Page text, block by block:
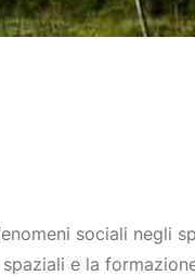
sociali negli
e la